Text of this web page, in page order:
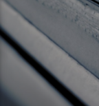
MOST
MannaFM